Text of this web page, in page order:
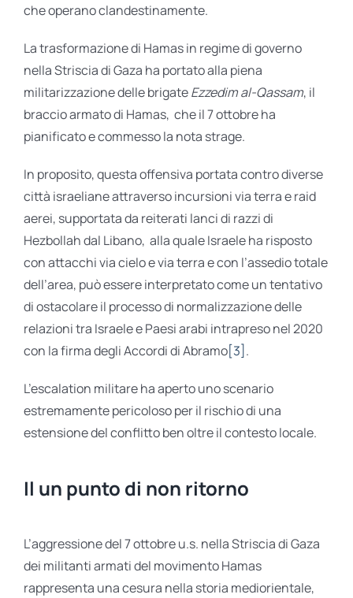
che operano clandestinamente.
La trasformazione di Hamas in regime di governo
nella Striscia di Gaza ha portato alla piena
militarizzazione delle brigateEzzedim al-Qassam, il
braccio armato di Hamas, che il 7 ottobre ha
pianificato e commesso la nota strage.
In proposito, questa offensiva portata contro diverse
città israeliane attraverso incursioni via terra e raid
aerei, supportata da reiterati lanci di razzi di
Hezbollah dal Libano, alla quale Israele ha risposto
con attacchi via cielo e via terra e con l’assedio totale
dell’area, può essere interpretato come un tentativo
di ostacolare il processo di normalizzazione delle
relazioni tra Israele e Paesi arabi intrapreso nel 2020
con la firma degli Accordi di Abramo[3] .
L’escalation militare ha aperto uno scenario
estremamente pericoloso per il rischio di una
estensione del conflitto ben oltre il contesto locale.
Il un punto di non ritorno
L’aggressione del 7 ottobre u.s. nella Striscia di Gaza
dei militanti armati del movimento Hamas
rappresenta una cesura nella storia mediorientale,